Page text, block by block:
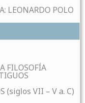
LEONARDO POLO
FILOSOFÍA
(siglos VII – V a. C)